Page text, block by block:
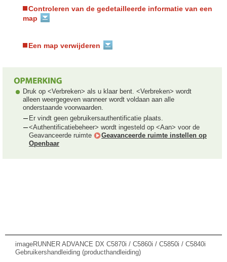
Controleren van de gedetailleerde informatie van een
map
Een map verwijderen
Druk op <Verbreken> als u klaar bent. <Verbreken> wordt
alleen weergegeven wanneer wordt voldaan aan alle
onderstaande voorwaarden.
Er vindt geen gebruikersauthentificatie plaats.
<Authentificatiebeheer> wordt ingesteld op <Aan> voor de
Geavanceerde ruimte
Geavanceerde ruimte instellen op
Openbaar
imageRUNNER ADVANCE DX C5870i / C5860i / C5850i / C5840i
Gebruikershandleiding (producthandleiding)